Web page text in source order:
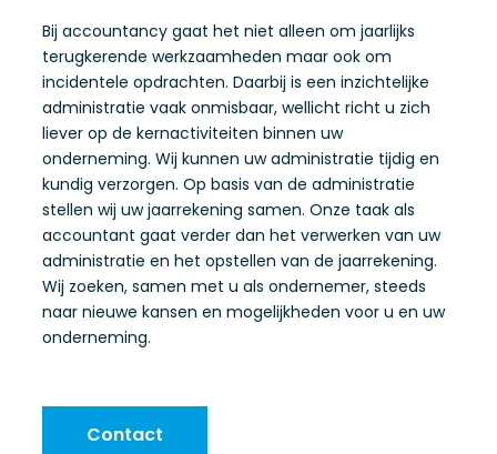
Bij accountancy gaat het niet alleen om jaarlijks
terugkerende werkzaamheden maar ook om
incidentele opdrachten. Daarbij is een inzichtelijke
administratie vaak onmisbaar, wellicht richt u zich
liever op de kernactiviteiten binnen uw
onderneming. Wij kunnen uw administratie tijdig en
kundig verzorgen. Op basis van de administratie
stellen wij uw jaarrekening samen. Onze taak als
accountant gaat verder dan het verwerken van uw
administratie en het opstellen van de jaarrekening.
Wij zoeken, samen met u als ondernemer, steeds
naar nieuwe kansen en mogelijkheden voor u en uw
onderneming.
Contact